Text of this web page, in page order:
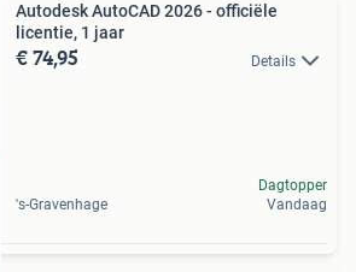
Autodesk AutoCAD 2026 - officiële
licentie, 1 jaar
€ 74,95 Details
's-Gravenhage
Dagtopper
Vandaag